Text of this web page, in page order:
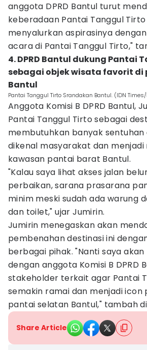
anggota DPRD Bantul turut
keberadaan Pantai Tanggul
menyalurkan aspirasinya
acara di Pantai Tanggul Tirto,"
4. DPRD Bantul dukung Pantai
sebagai objek wisata favorit
Bantul
Pantai Tanggul Tirto Srandakan Bantul. (IDN
Anggota Komisi B DPRD Bantul,
Pantai Tanggul Tirto sebagai
membutuhkan banyak sentuhan
dikenal masyarakat dan
kawasan pantai barat Bantul.
"Kalau saya lihat akses jalan
perbaikan, sarana prasarana
minim meski sudah ada warung
dan toilet," ujar Jumirin.
Jumirin menegaskan akan
pembenahan destinasi ini
berbagai pihak. "Nanti saya akan
dengan anggota Komisi B DPRD
stakeholder terkait agar Pantai
semakin ramai dan menjadi icon
pantai selatan Bantul," tambah
Share Article